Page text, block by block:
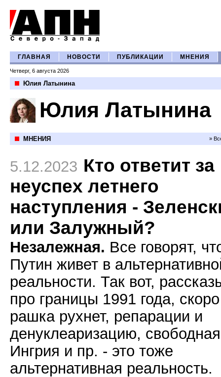
ГЛАВНАЯ НОВОСТИ ПУБЛИКАЦИИ МНЕНИЯ
Четверг, 6 августа 2026
Юлия Латынина
Юлия Латынина
МНЕНИЯ »
5.12.2023 Кто ответит за
неуспех летнего
наступления -
или Залужный?
Незалежная. Все говорят,
Путин живет в
реальности. Так вот,
про границы 1991 года, скоро
рашка рухнет, репарации и
денуклеаризацию, свободная
Ингрия и пр. - это тоже
альтернативная реальность.